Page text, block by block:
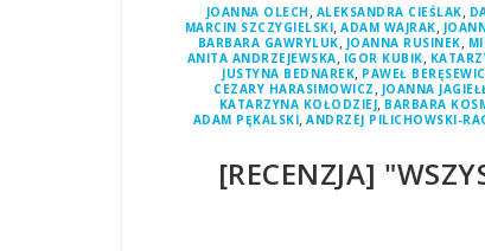
JOANNA OLECH , ALEKSANDRA CIEŚLAK,
MARCIN SZCZYGIELSKI,ADAM WAJRAK,
BARBARA GAWRYLUK, JOANNA RUSINEK,
ANITA ANDRZEJEWSKA, IGOR KUBIK,
JUSTYNA BEDNAREK, PAWEŁ
CEZARY HARASIMOWICZ , JOANNA
KATARZYNA KOŁODZIEJ,BARBARA
ADAM PĘKALSKI, ANDRZEJ PILICHOWSKI-
[RECENZJA]